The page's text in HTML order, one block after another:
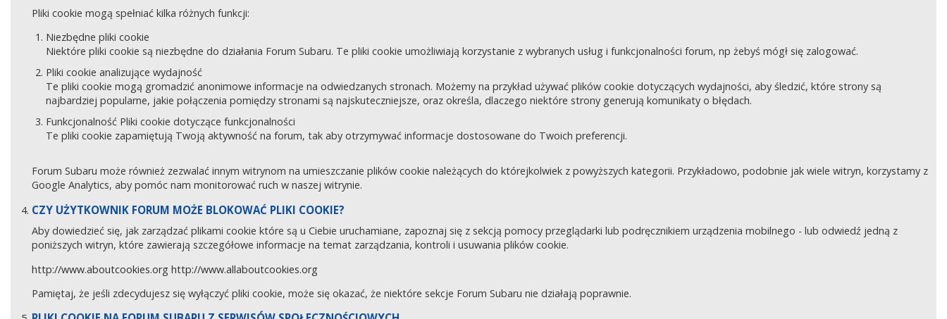
Pliki cookie mogą spełniać kilka różnych funkcji:
Niezbędne pliki cookie
Niektóre pliki cookie są niezbędne do działania Forum Subaru. Te pliki cookie umożliwiają korzystanie z wybranych usług i funkcjonalności forum, np żebyś mógł się zalogować.
Pliki cookie analizujące wydajność
Te pliki cookie mogą gromadzić anonimowe informacje na odwiedzanych stronach. Możemy na przykład używać plików cookie dotyczących wydajności, aby śledzić, które strony są
najbardziej popularne, jakie połączenia pomiędzy stronami są najskuteczniejsze, oraz określa, dlaczego niektóre strony generują komunikaty o błędach.
Funkcjonalność Pliki cookie dotyczące funkcjonalności
Te pliki cookie zapamiętują Twoją aktywność na forum, tak aby otrzymywać informacje dostosowane do Twoich preferencji.
Forum Subaru może również zezwalać innym witrynom na umieszczanie plików cookie należących do którejkolwiek z powyższych kategorii. Przykładowo, podobnie jak wiele witryn, korzystamy z
Google Analytics, aby pomóc nam monitorować ruch w naszej witrynie.
CZY UŻYTKOWNIK FORUM MOŻE BLOKOWAĆ PLIKI COOKIE?
Aby dowiedzieć się, jak zarządzać plikami cookie które są u Ciebie uruchamiane, zapoznaj się z sekcją pomocy przeglądarki lub podręcznikiem urządzenia mobilnego - lub odwiedź jedną z
poniższych witryn, które zawierają szczegółowe informacje na temat zarządzania, kontroli i usuwania plików cookie.
http://www.aboutcookies.org http://www.allaboutcookies.org
Pamiętaj, że jeśli zdecydujesz się wyłączyć pliki cookie, może się okazać, że niektóre sekcje Forum Subaru nie działają poprawnie.